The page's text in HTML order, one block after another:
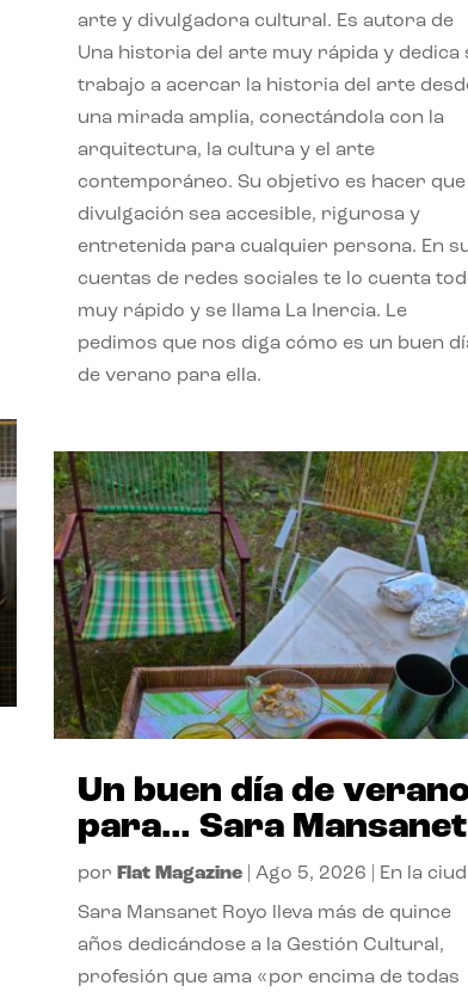
arte y divulgadora cultural. Es autora de
Una historia del arte muy rápida y dedica
trabajo a acercar la historia del arte
una mirada amplia, conectándola con la
arquitectura, la cultura y el arte
contemporáneo. Su objetivo es hacer que
divulgación sea accesible, rigurosa y
entretenida para cualquier persona. En
cuentas de redes sociales te lo cuenta
muy rápido y se llama La Inercia. Le
pedimos que nos diga cómo es un buen
de verano para ella.
Un buen día de
para… Sara Mansanet
por Flat Magazine| Ago 5, 2026 En la
Sara Mansanet Royo lleva más de quince
años dedicándose a la Gestión Cultural,
profesión que ama «por encima de todas